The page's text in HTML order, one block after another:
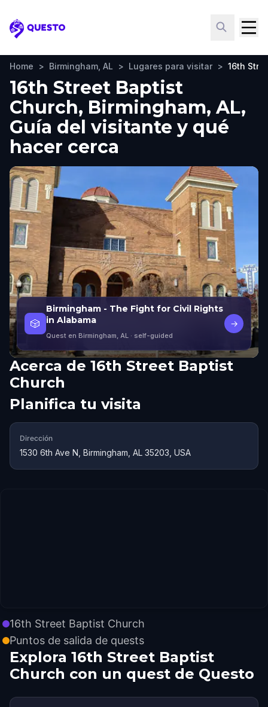
Questo
Home > Birmingham, AL > Lugares para visitar > 16th
16th Street Baptist
Church, Birmingham, AL,
Guía del visitante y qué
hacer cerca
🎲
Birmingham - The Fight for Civil Rights
in Alabama
Quest en Birmingham, AL · self-guided
→
Acerca de 16th Street Baptist
Church
Planifica tu visita
Dirección
1530 6th Ave N, Birmingham, AL 35203, USA
16th Street Baptist Church
Puntos de salida de quests
Explora 16th Street Baptist
Church con un quest de Questo